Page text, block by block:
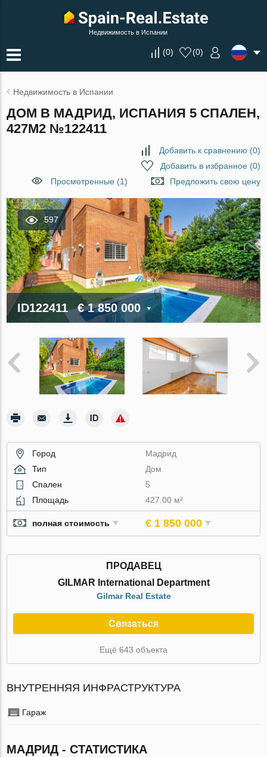
Недвижимость в Испании
(0) (0)
Недвижимость в Испании
ДОМ В МАДРИД, ИСПАНИЯ 5 СПАЛЕН,
427М2 №122411
Добавить к сравнению (0)
Добавить в избранное(0)
Просмотренные (1)
Предложить свою цену
597
ID122411 € 1 850 000
Город
Мадрид
Тип
Дом
Спален
5
Площадь
427.00 м²
полная стоимость € 1 850 000
ПРОДАВЕЦ
GILMAR International Department
Gilmar Real Estate
Связаться
Ещё 643 объекта
ВНУТРЕННЯЯ ИНФРАСТРУКТУРА
Гараж
МАДРИД - СТАТИСТИКА